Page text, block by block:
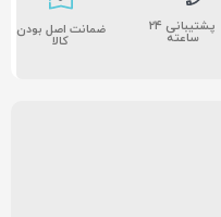
پشتیبانی ۲۴
ساعته ضمانت اصل بودن
کالا